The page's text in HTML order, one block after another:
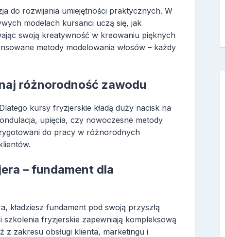
do rozwijania umiejętności praktycznych. W
modelach kursanci uczą się, jak
swoją kreatywność w kreowaniu pięknych
metody modelowania włosów – każdy
różnorodność zawodu
kursy fryzjerskie kładą duży nacisk na
upięcia, czy nowoczesne metody
do pracy w różnorodnych
– fundament dla
kładziesz fundament pod swoją przyszłą
fryzjerskie zapewniają kompleksową
zakresu obsługi klienta, marketingu i